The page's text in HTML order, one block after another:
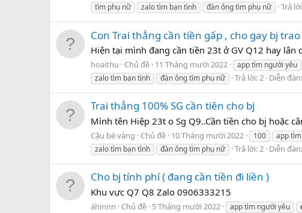
tìm phụ nữ
zalo tìm bạn tình đàn ông tìm phụ nữ Trả
Con Trai thẳng cần tiền gấp , cho gay bj
Hiện tại mình đang cần tiền 23t ở GV Q12 hay lân
hoaithu Chủ đề 11 Tháng mười 2022 app tìm người yêu
zalo tìm bạn tình
đàn ông tìm phụ nữ Trả lời: 2 Diễn đàn:
Trai thẳng 100% SG cần tiên cho bj
Mình tên Hiệp 23t o Sg Q9..Cần tiền cho bj hoặc
Cậu bé vàng Chủ đề 10 Tháng mười 2022 100 app
zalo tìm bạn tình
đàn ông tìm phụ nữ Trả lời: 2 Diễn đàn:
Cho bj tính phí ( đang cần tiền đi liền )
Khu vực Q7 Q8 Zalo 0906333215
áhinnn Chủ đề 5 Tháng mười 2022 app tìm người yêu